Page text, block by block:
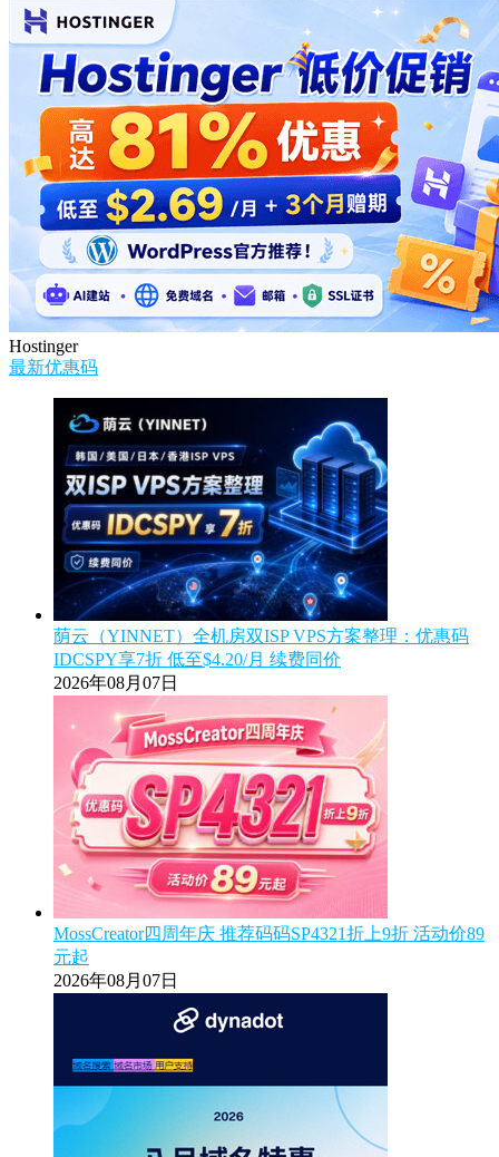
Hostinger
最新优惠码
荫云（YINNET）全机房双ISP VPS方案整理：优惠码
IDCSPY享7折 低至$4.20/月 续费同价
2026年08月07日
MossCreator四周年庆 推荐码码SP4321折上9折 活动价89
元起
2026年08月07日